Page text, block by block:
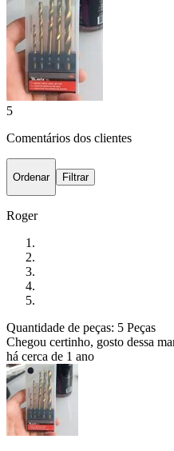
5
Comentários dos clientes
Ordenar Filtrar
Roger
Quantidade de peças: 5 Peças
Chegou certinho, gosto dessa
há cerca de 1 ano